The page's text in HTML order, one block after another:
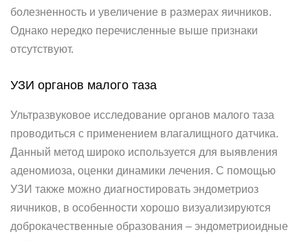
болезненность и увеличение в размерах яичников.
Однако нередко перечисленные выше признаки
отсутствуют.
УЗИ органов малого таза
Ультразвуковое исследование органов малого таза
проводиться с применением влагалищного датчика.
Данный метод широко используется для выявления
аденомиоза, оценки динамики лечения. С помощью
УЗИ также можно диагностировать эндометриоз
яичников, в особенности хорошо визуализируются
доброкачественные образования – эндометриоидные